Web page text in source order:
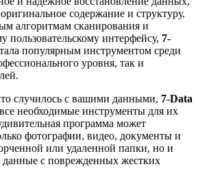
содержание и структуру.
алгоритмам сканирования и
пользовательскому интерфейсу, 7-
популярным инструментом среди
уровня, так и
случилось с вашими данными, 7-Data
необходимые инструменты для их
программа может
фотографии, видео, документы и
или удаленной папки, но и
данные с поврежденных жестких